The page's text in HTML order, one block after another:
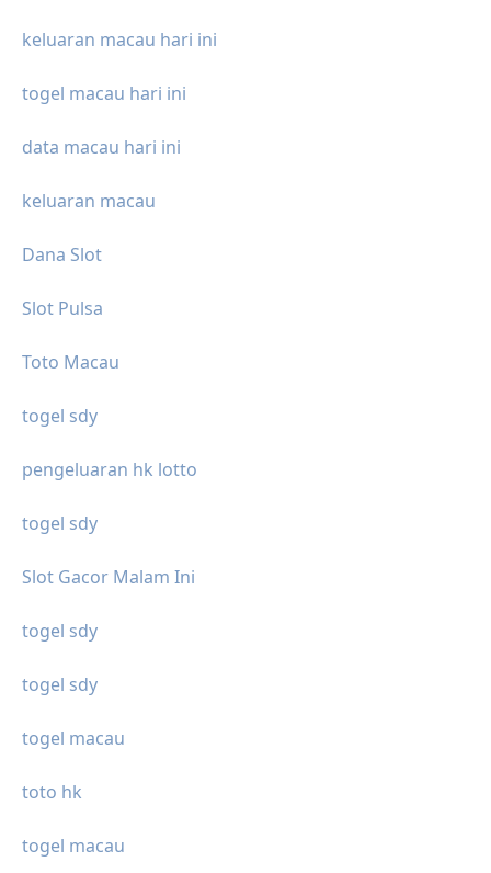
keluaran macau hari ini
togel macau hari ini
data macau hari ini
keluaran macau
Dana Slot
Slot Pulsa
Toto Macau
togel sdy
pengeluaran hk lotto
togel sdy
Slot Gacor Malam Ini
togel sdy
togel sdy
togel macau
toto hk
togel macau